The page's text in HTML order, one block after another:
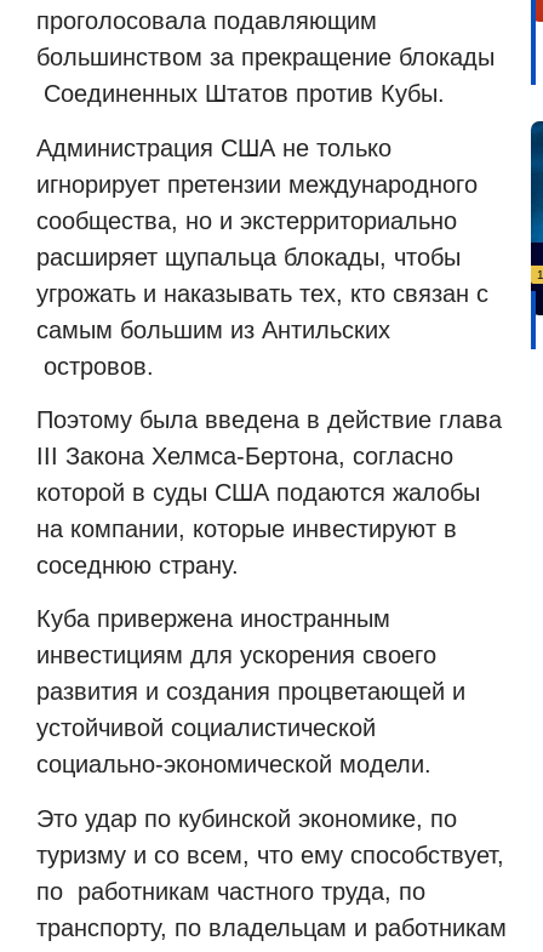
проголосовала подавляющим
большинством за прекращение блокады
Соединенных Штатов против Кубы.
Администрация США не только
игнорирует претензии международного
сообщества, но и экстерриториально
расширяет щупальца блокады, чтобы
угрожать и наказывать тех, кто связан с
самым большим из Антильских
островов.
Поэтому была введена в действие глава
III Закона Хелмса-Бертона, согласно
которой в суды США подаются жалобы
на компании, которые инвестируют в
соседнюю страну.
Куба привержена иностранным
инвестициям для ускорения своего
развития и создания процветающей и
устойчивой социалистической
социально-экономической модели.
Это удар по кубинской экономике, по
туризму и со всем, что ему способствует,
по работникам частного труда, по
транспорту, по владельцам и работникам